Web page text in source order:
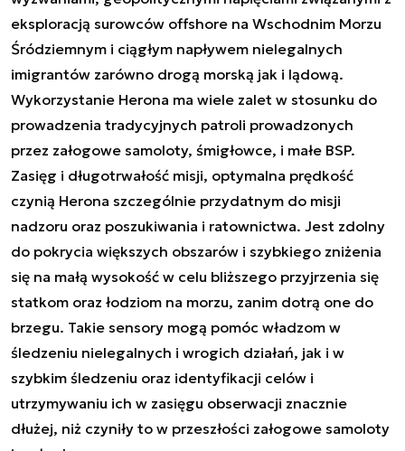
eksploracją surowców offshore na Wschodnim Morzu
Śródziemnym i ciągłym napływem nielegalnych
imigrantów zarówno drogą morską jak i lądową.
Wykorzystanie Herona ma wiele zalet w stosunku do
prowadzenia tradycyjnych patroli prowadzonych
przez załogowe samoloty, śmigłowce, i małe BSP.
Zasięg i długotrwałość misji, optymalna prędkość
czynią Herona szczególnie przydatnym do misji
nadzoru oraz poszukiwania i ratownictwa. Jest zdolny
do pokrycia większych obszarów i szybkiego zniżenia
się na małą wysokość w celu bliższego przyjrzenia się
statkom oraz łodziom na morzu, zanim dotrą one do
brzegu. Takie sensory mogą pomóc władzom w
śledzeniu nielegalnych i wrogich działań, jak i w
szybkim śledzeniu oraz identyfikacji celów i
utrzymywaniu ich w zasięgu obserwacji znacznie
dłużej, niż czyniły to w przeszłości załogowe samoloty